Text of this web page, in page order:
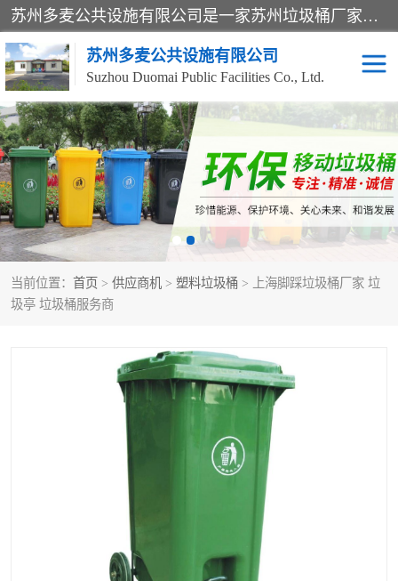
苏州多麦公共设施有限公司是一家苏州垃圾桶厂家，主营：塑料垃圾桶、分类果皮箱、户外园林椅、保安岗亭等产品厂家。全国统一热线电话：17105580222。公司组建完善的团队。设计人员，能根据客户要求，提供适合的设计方案，来满足客户的需求。
苏州多麦公共设施有限公司
Suzhou Duomai Public Facilities Co., Ltd.
当前位置： 首页 > 供应商机 > 塑料垃圾桶 > 上海脚踩垃圾桶厂家 垃
圾亭 垃圾桶服务商
办公室脚踩垃圾桶 保安岗亭
分类果皮箱 公园椅
垃圾分类房 塑料垃圾桶
防疫岗亭 吸烟岗亭